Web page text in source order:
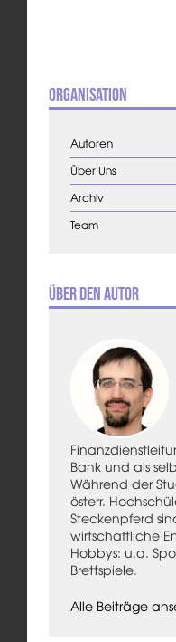
Organisation
Autoren
Über Uns
Archiv
Team
Über den Autor
Bank und als
Während der
österr.
Steckenpferd
wirtschaftliche
Hobbys: u.a.
Brettspiele.
Alle Beiträge